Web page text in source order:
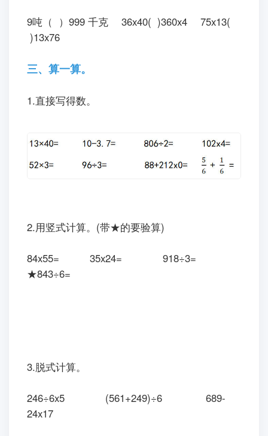
9吨（ ）999 千克 36x40( )360x4 75x13(
)13x76
三、算一算。
1.直接写得数。
2.用竖式计算。(带★的要验算)
84x55= 35x24=
918÷3=
★843÷6=
3.脱式计算。
246÷6x5 (561+249)÷6
689-
24x17